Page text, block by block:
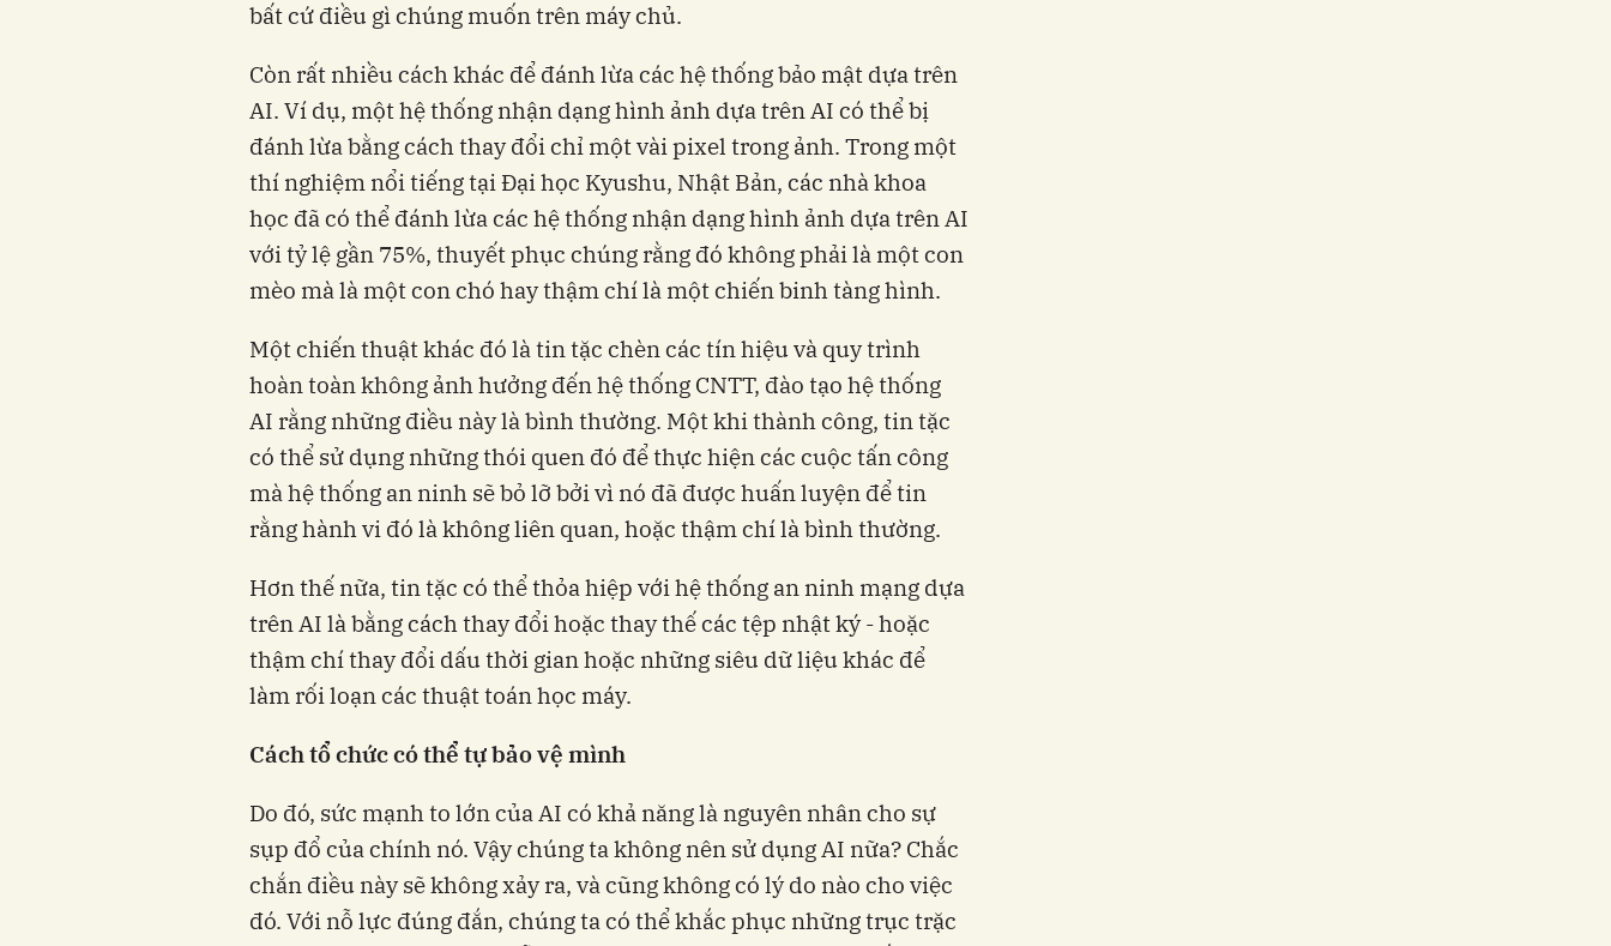
bất cứ điều gì chúng muốn trên máy chủ.
Còn rất nhiều cách khác để đánh lừa các hệ thống bảo mật dựa trên
AI. Ví dụ, một hệ thống nhận dạng hình ảnh dựa trên AI có thể bị
đánh lừa bằng cách thay đổi chỉ một vài pixel trong ảnh. Trong một
thí nghiệm nổi tiếng tại Đại học Kyushu, Nhật Bản, các nhà khoa
học đã có thể đánh lừa các hệ thống nhận dạng hình ảnh dựa trên AI
với tỷ lệ gần 75%, thuyết phục chúng rằng đó không phải là một con
mèo mà là một con chó hay thậm chí là một chiến binh tàng hình.
Một chiến thuật khác đó là tin tặc chèn các tín hiệu và quy trình
hoàn toàn không ảnh hưởng đến hệ thống CNTT, đào tạo hệ thống
AI rằng những điều này là bình thường. Một khi thành công, tin tặc
có thể sử dụng những thói quen đó để thực hiện các cuộc tấn công
mà hệ thống an ninh sẽ bỏ lỡ bởi vì nó đã được huấn luyện để tin
rằng hành vi đó là không liên quan, hoặc thậm chí là bình thường.
Hơn thế nữa, tin tặc có thể thỏa hiệp với hệ thống an ninh mạng dựa
trên AI là bằng cách thay đổi hoặc thay thế các tệp nhật ký - hoặc
thậm chí thay đổi dấu thời gian hoặc những siêu dữ liệu khác để
làm rối loạn các thuật toán học máy.
Cách tổ chức có thể tự bảo vệ mình
Do đó, sức mạnh to lớn của AI có khả năng là nguyên nhân cho sự
sụp đổ của chính nó. Vậy chúng ta không nên sử dụng AI nữa? Chắc
chắn điều này sẽ không xảy ra, và cũng không có lý do nào cho việc
đó. Với nỗ lực đúng đắn, chúng ta có thể khắc phục những trục trặc